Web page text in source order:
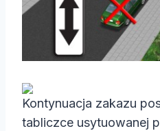
Kontynuacja zakazu
tabliczce usytuowanej